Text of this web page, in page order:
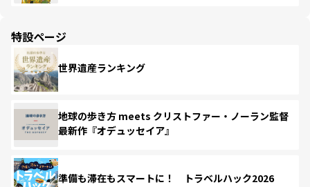
特設ページ
世界遺産ランキング
地球の歩き方 meets クリストファー・ノーラン監督
最新作『オデュッセイア』
準備も滞在もスマートに！ トラベルハック2026